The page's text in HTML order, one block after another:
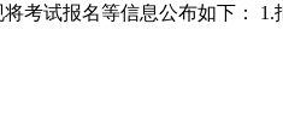
考试报名等信息公布如下： 1.